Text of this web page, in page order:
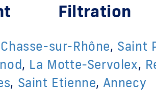
Filtration
Chasse-sur-Rhône, Saint
, La Motte-Servolex,
, Saint Etienne, Annecy